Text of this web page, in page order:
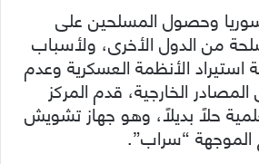
وحصول المسلحين على
من الدول الأخرى، ولأسباب
استيراد الأنظمة العسكرية وعدم
المصادر الخارجية، قدم المركز
حلاً بديلاً، وهو جهاز تشويش
“سراب”.